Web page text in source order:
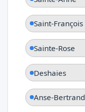
Saint-François
Sainte-Rose
Deshaies
Anse-Bertrand